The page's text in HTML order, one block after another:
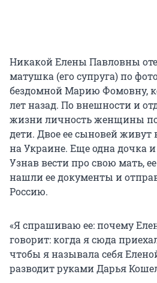
Никакой Елены Павловны
матушка (его супруга) по
бездомной Марию Фомовну,
лет назад. По внешности и
жизни личность женщины
дети. Двое ее сыновей
на Украине. Еще одна дочка
Узнав вести про свою мать,
нашли ее документы и
Россию.
«Я спрашиваю ее: почему
говорит: когда я сюда
чтобы я называла себя
разводит руками Дарья